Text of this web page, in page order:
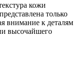
кожи
только
внимание к деталям
высочайшего